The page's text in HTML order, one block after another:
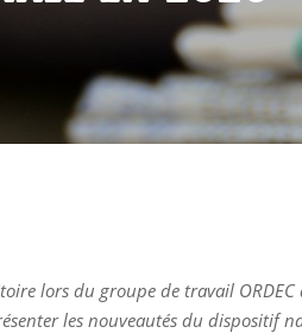
lors du groupe de travail
les nouveautés du dispositif